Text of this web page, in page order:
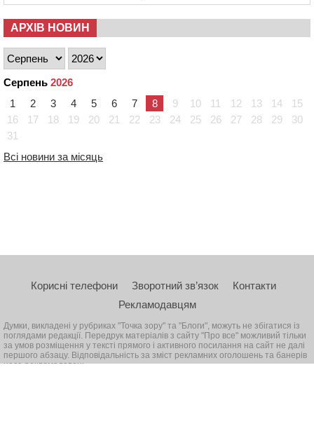
АРХІВ НОВИН
Серпень 2026
1
2 3 4 5 6 7 8 9 10 11 12 13 14
15
16
17 18 19 20 21 22 23 24 25 26 27 28 29
30
31
Всі новини за місяць
Корисні телефони Зворотний зв’язок
Контакти
Рекламодавцям
Думки, викладені у рубриках "Точка зору" та "Блоги", можуть не збігатися із
поглядами редакції. Передрук матеріалів з сайту "Про все" можливий тільки
за умов розміщення у тексті прямого і активного посилання на сайт не далі
першого абзацу. Відповідальність за зміст рекламних оголошень та банерів
несе рекламодавець